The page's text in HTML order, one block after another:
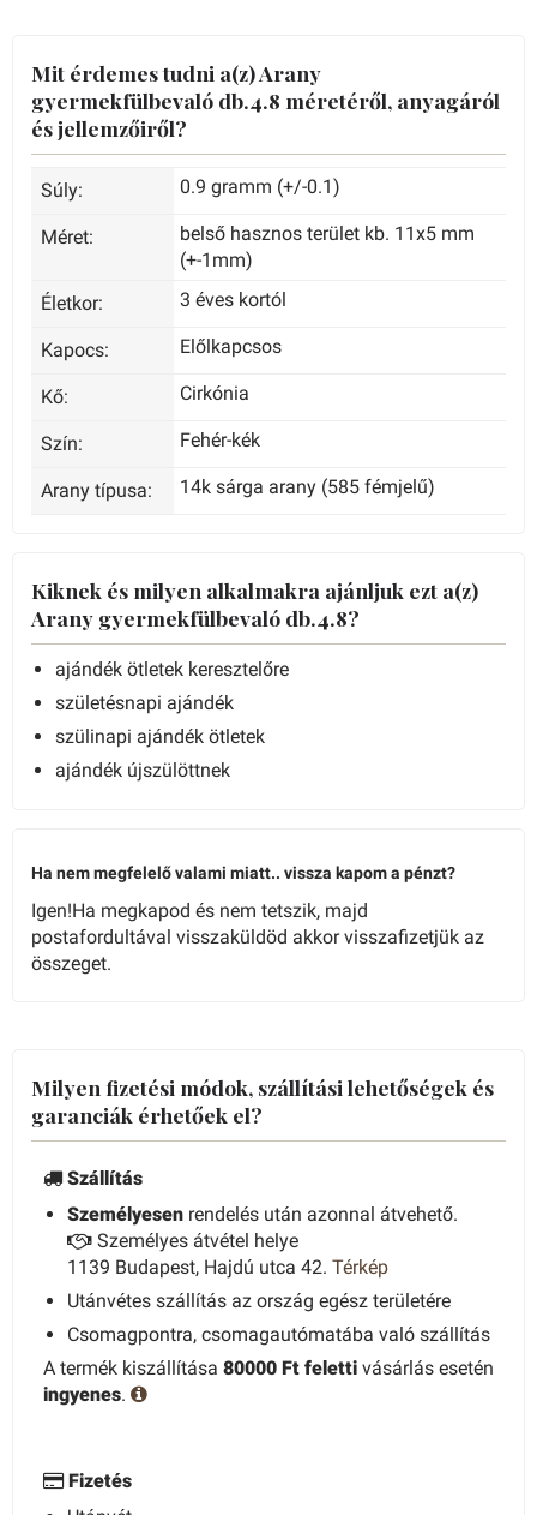
Mit érdemes tudni a(z) Arany
gyermekfülbevaló db.4.8 méretéről, anyagáról
és jellemzőiről?
Súly: 0.9 gramm (+/-0.1)
Méret:
belső hasznos terület kb. 11x5 mm
(+-1mm)
Életkor:
3 éves kortól
Kapocs: Előlkapcsos
Kő: Cirkónia
Szín: Fehér-kék
Arany típusa: 14k sárga arany (585 fémjelű)
Kiknek és milyen alkalmakra ajánljuk ezt a(z)
Arany gyermekfülbevaló db.4.8?
ajándék ötletek keresztelőre
születésnapi ajándék
szülinapi ajándék ötletek
ajándék újszülöttnek
Ha nem megfelelő valami miatt.. vissza kapom a pénzt?
Igen!Ha megkapod és nem tetszik, majd
postafordultával visszaküldöd akkor visszafizetjük az
összeget.
Milyen fizetési módok, szállítási lehetőségek és
garanciák érhetőek el?
Szállítás
Személyesen rendelés után azonnal átvehető.
Személyes átvétel helye
1139 Budapest, Hajdú utca 42. Térkép
Utánvétes szállítás az ország egész területére
Csomagpontra, csomagautómatába való szállítás
A termék kiszállítása 80000 Ft feletti vásárlás esetén
ingyenes.
Fizetés